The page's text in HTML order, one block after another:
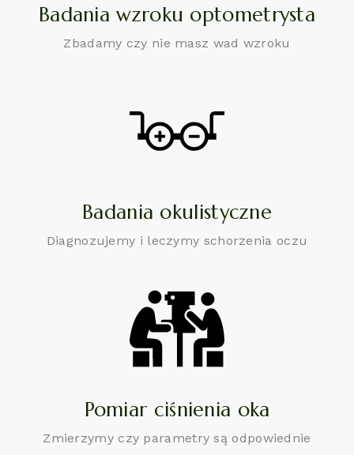
Badania wzroku optometrysta
Zbadamy czy nie masz wad wzroku
Badania okulistyczne
Diagnozujemy i leczymy schorzenia oczu
Pomiar ciśnienia oka
Zmierzymy czy parametry są odpowiednie